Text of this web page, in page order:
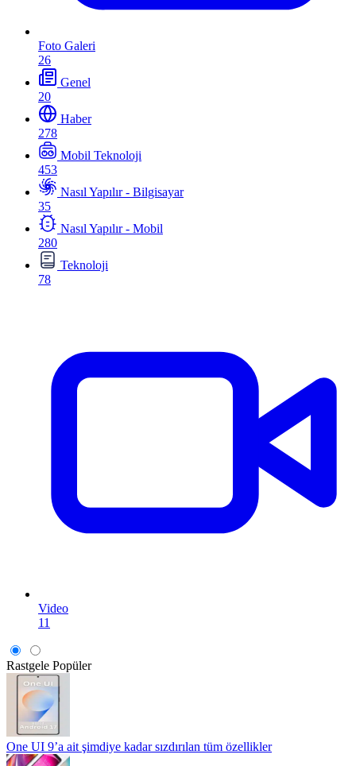
Foto Galeri
26
Genel
20
Haber
278
Mobil Teknoloji
453
Nasıl Yapılır - Bilgisayar
35
Nasıl Yapılır - Mobil
280
Teknoloji
78
Video
11
Rastgele Popüler
One UI 9’a ait şimdiye kadar sızdırılan tüm özellikler